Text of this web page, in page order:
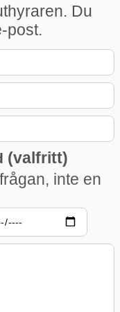
Du
post.
(valfritt)
inte en